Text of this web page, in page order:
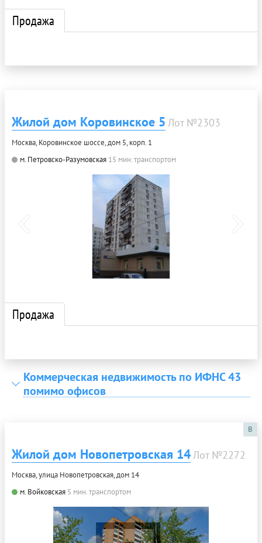
Продажа
Жилой дом Коровинское 5 Лот №2303
Москва, Коровинское шоссе, дом 5, корп. 1
м. Петровско-Разумовская 15 мин. транспортом
Продажа
Коммерческая недвижимость по ИФНС 43
помимо офисов
B
Жилой дом Новопетровская 14Лот №2272
Москва, улица Новопетровская, дом 14
м. Войковская 5 мин. транспортом